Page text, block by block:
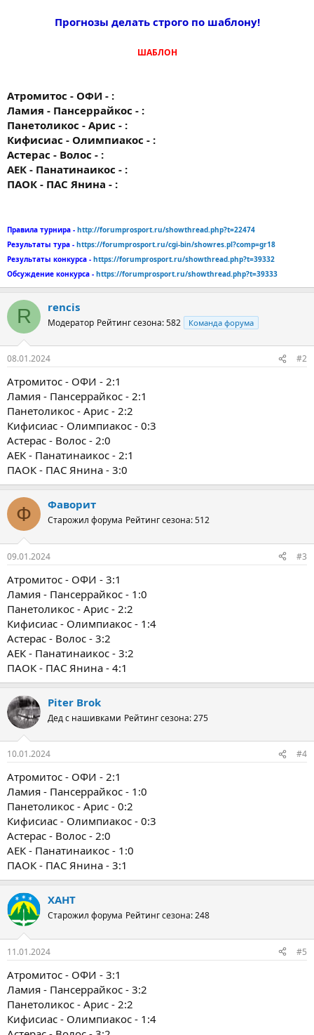
Прогнозы делать строго по шаблону!
ШАБЛОН
Атромитос - ОФИ - :
Ламия - Пансеррайкос - :
Панетоликос - Арис - :
Кифисиас - Олимпиакос - :
Астерас - Волос - :
АЕК - Панатинаикос - :
ПАОК - ПАС Янина - :
Правила турнира - http://forumprosport.ru/showthread.php?t=22474
Результаты тура - https://forumprosport.ru/cgi-bin/showres.pl?comp=gr18
Результаты конкурса - https://forumprosport.ru/showthread.php?t=39332
Обсуждение конкурса - https://forumprosport.ru/showthread.php?t=39333
R rencis
Модератор Рейтинг сезона: 582 Команда форума
08.01.2024 #2
Атромитос - ОФИ - 2:1
Ламия - Пансеррайкос - 2:1
Панетоликос - Арис - 2:2
Кифисиас - Олимпиакос - 0:3
Астерас - Волос - 2:0
АЕК - Панатинаикос - 2:1
ПАОК - ПАС Янина - 3:0
Ф Фаворит
Старожил форума Рейтинг сезона: 512
09.01.2024 #3
Атромитос - ОФИ - 3:1
Ламия - Пансеррайкос - 1:0
Панетоликос - Арис - 2:2
Кифисиас - Олимпиакос - 1:4
Астерас - Волос - 3:2
АЕК - Панатинаикос - 3:2
ПАОК - ПАС Янина - 4:1
Piter Brok
Дед с нашивками Рейтинг сезона: 275
10.01.2024 #4
Атромитос - ОФИ - 2:1
Ламия - Пансеррайкос - 1:0
Панетоликос - Арис - 0:2
Кифисиас - Олимпиакос - 0:3
Астерас - Волос - 2:0
АЕК - Панатинаикос - 1:0
ПАОК - ПАС Янина - 3:1
ХАНТ
Старожил форума Рейтинг сезона: 248
11.01.2024 #5
Атромитос - ОФИ - 3:1
Ламия - Пансеррайкос - 3:2
Панетоликос - Арис - 2:2
Кифисиас - Олимпиакос - 1:4